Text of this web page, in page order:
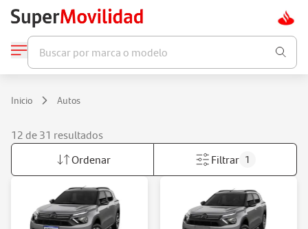
Buscar por marca o modelo
Inicio Autos
12 de 31 resultados
Ordenar
Filtrar 1